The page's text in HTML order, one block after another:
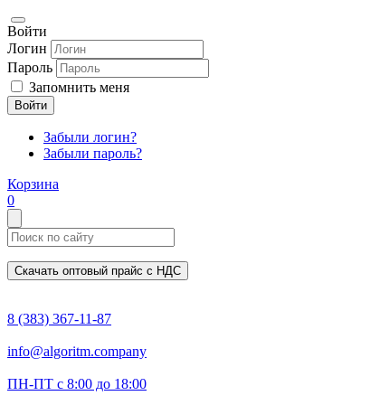
Войти
Логин
Пароль
Запомнить меня
Войти
Забыли логин?
Забыли пароль?
Корзина
0
Скачать оптовый прайс с НДС
8 (383) 367-11-87
info@algoritm.company
ПН-ПТ с 8:00 до 18:00